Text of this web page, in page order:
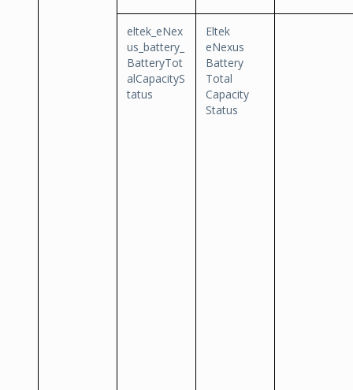
eltek_eNex
us_battery_
BatteryTot
alCapacityS
tatus
Eltek
eNexus
Battery
Total
Capacity
Status